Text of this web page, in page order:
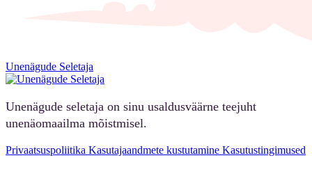
Unenägude Seletaja
Unenägude seletaja on sinu usaldusväärne teejuht
unenäomaailma mõistmisel.
Privaatsuspoliitika Kasutajaandmete kustutamine Kasutustingimused